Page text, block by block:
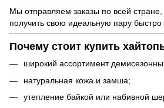
Мы отправляем заказы по всей
получить свою идеальную пару быстро
Почему стоит купить
широкий ассортимент
натуральная кожа и замша;
утепление байкой или набивной